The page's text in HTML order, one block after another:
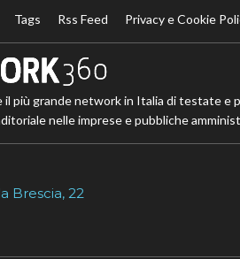
Tags Rss Feed Privacy e Cookie
il più grande network in Italia di testate e
nelle imprese e pubbliche
Brescia, 22